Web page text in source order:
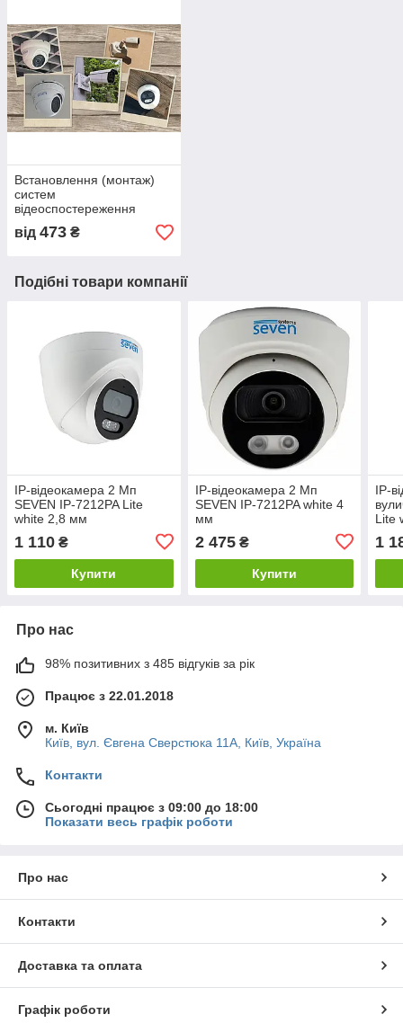
Встановлення (монтаж)
систем
відеоспостереження
SEVEN
від 473 ₴
Подібні товари компанії
IP-відеокамера 2 Мп
SEVEN IP-7212PA Lite
white 2,8 мм
1 110 ₴
Купити
IP-відеокамера 2 Мп
SEVEN IP-7212PA white 4
мм
2 475₴
Купити
IP-
Lite
1
Про нас
98% позитивних з 485 відгуків за рік
Працює з 22.01.2018
м. Київ
Київ, вул. Євгена Сверстюка 11А, Київ, Україна
Контакти
Сьогодні працює з 09:00 до 18:00
Показати весь графік роботи
Про нас
Контакти
Доставка та оплата
Графік роботи